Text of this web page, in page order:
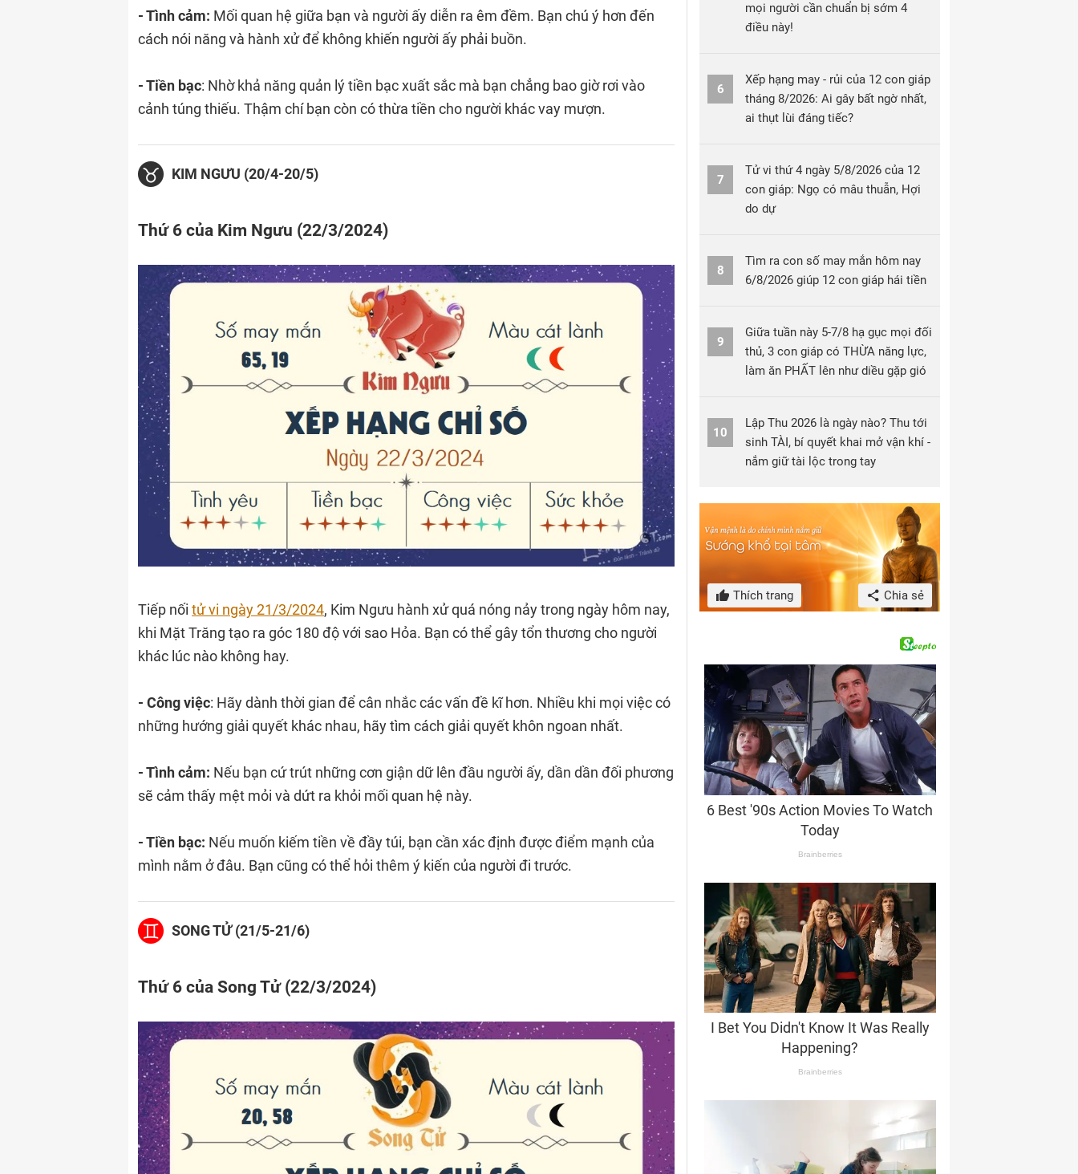
- Tình cảm: Mối quan hệ giữa bạn và người ấy diễn ra êm đềm. Bạn chú ý hơn đến
cách nói năng và hành xử để không khiến người ấy phải buồn.
- Tiền bạc: Nhờ khả năng quản lý tiền bạc xuất sắc mà bạn chẳng bao giờ rơi vào
cảnh túng thiếu. Thậm chí bạn còn có thừa tiền cho người khác vay mượn.
KIM NGƯU (20/4-20/5)
Thứ 6 của Kim Ngưu (22/3/2024)
Tiếp nối tử vi ngày 21/3/2024, Kim Ngưu hành xử quá nóng nảy trong ngày hôm nay,
khi Mặt Trăng tạo ra góc 180 độ với sao Hỏa. Bạn có thể gây tổn thương cho người
khác lúc nào không hay.
- Công việc: Hãy dành thời gian để cân nhắc các vấn đề kĩ hơn. Nhiều khi mọi việc có
những hướng giải quyết khác nhau, hãy tìm cách giải quyết khôn ngoan nhất.
- Tình cảm: Nếu bạn cứ trút những cơn giận dữ lên đầu người ấy, dần dần đối phương
sẽ cảm thấy mệt mỏi và dứt ra khỏi mối quan hệ này.
- Tiền bạc: Nếu muốn kiếm tiền về đầy túi, bạn cần xác định được điểm mạnh của
mình nằm ở đâu. Bạn cũng có thể hỏi thêm ý kiến của người đi trước.
SONG TỬ (21/5-21/6)
Thứ 6 của Song Tử (22/3/2024)
mọi người cần chuẩn bị sớm 4
điều này!
6
Xếp hạng may - rủi của 12 con giáp
tháng 8/2026: Ai gây bất ngờ nhất,
ai thụt lùi đáng tiếc?
7
Tử vi thứ 4 ngày 5/8/2026 của 12
con giáp: Ngọ có mâu thuẫn, Hợi
do dự
8
Tìm ra con số may mắn hôm nay
6/8/2026 giúp 12 con giáp hái tiền
9
Giữa tuần này 5-7/8 hạ gục mọi đối
thủ, 3 con giáp có THỪA năng lực,
làm ăn PHẤT lên như diều gặp gió
10
Lập Thu 2026 là ngày nào? Thu tới
sinh TÀI, bí quyết khai mở vận khí -
nắm giữ tài lộc trong tay
Thích trang Chia sẻ